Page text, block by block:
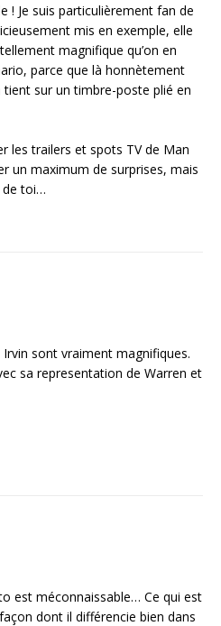
! Je suis particulièrement fan de
mis en exemple, elle
magnifique qu’on en
parce que là honnètement
tient sur un timbre-poste plié en
les trailers et spots TV de Man
un maximum de surprises, mais
de toi…
sont vraiment magnifiques.
sa representation de Warren et
est méconnaissable… Ce qui est
dont il différencie bien dans